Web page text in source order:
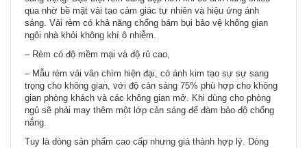
qua nhờ bề mặt vải tạo cảm giác tự nhiên và hiệu ứng ánh
sáng. Vải rèm có khả năng chống bám bụi bảo vệ không gian
ngôi nhà khỏi không khí ô nhiễm.
– Rèm có độ mềm mại và độ rủ cao,
– Mẫu rèm vải vân chìm hiện đại, có ánh kim tạo sự sự sang
trọng cho không gian, với độ cản sáng 75% phù hợp cho không
gian phòng khách và các không gian mở. Khi dùng cho phòng
ngủ sẽ phải may thêm một lớp cản sáng để đàm bảo độ chống
nắng.
Tuy là dòng sản phẩm cao cấp nhưng giá thành hợp lý. Dòng